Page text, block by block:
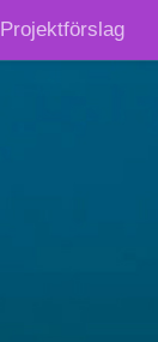
Projektförslag